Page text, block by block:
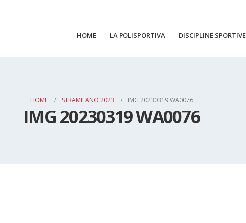
HOME LA POLISPORTIVA DISCIPLINE SPORTIVE
HOME STRAMILANO 2023 IMG 20230319 WA0076
IMG 20230319 WA0076